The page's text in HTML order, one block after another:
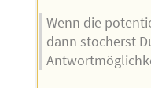
Wenn die
dann stocherst